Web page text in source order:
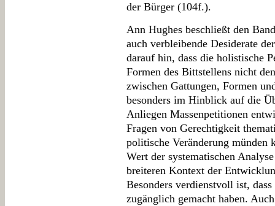
der Bürger (104f.).
Ann Hughes beschließt den
auch verbleibende Desiderate
darauf hin, dass die holistische
Formen des Bittstellens nicht
zwischen Gattungen, Formen
besonders im Hinblick auf die
Anliegen Massenpetitionen
Fragen von Gerechtigkeit
politische Veränderung münden
Wert der systematischen
breiteren Kontext der
Besonders verdienstvoll ist,
zugänglich gemacht haben.